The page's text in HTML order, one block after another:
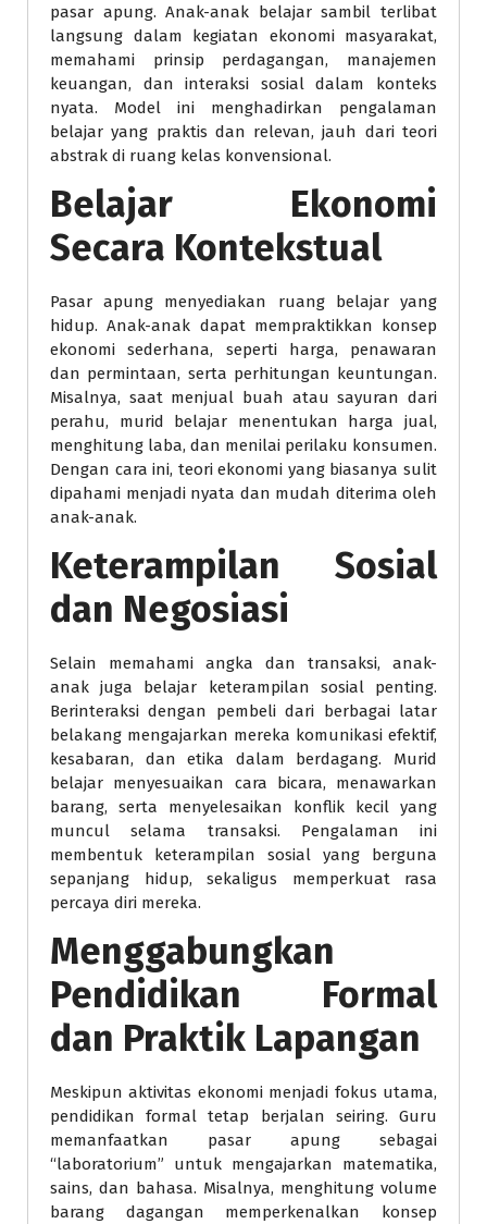
pasar apung. Anak-anak belajar sambil terlibat
langsung dalam kegiatan ekonomi masyarakat,
memahami prinsip perdagangan, manajemen
keuangan, dan interaksi sosial dalam konteks
nyata. Model ini menghadirkan pengalaman
belajar yang praktis dan relevan, jauh dari teori
abstrak di ruang kelas konvensional.
Belajar Ekonomi
Secara Kontekstual
Pasar apung menyediakan ruang belajar yang
hidup. Anak-anak dapat mempraktikkan konsep
ekonomi sederhana, seperti harga, penawaran
dan permintaan, serta perhitungan keuntungan.
Misalnya, saat menjual buah atau sayuran dari
perahu, murid belajar menentukan harga jual,
menghitung laba, dan menilai perilaku konsumen.
Dengan cara ini, teori ekonomi yang biasanya sulit
dipahami menjadi nyata dan mudah diterima oleh
anak-anak.
Keterampilan Sosial
dan Negosiasi
Selain memahami angka dan transaksi, anak-
anak juga belajar keterampilan sosial penting.
Berinteraksi dengan pembeli dari berbagai latar
belakang mengajarkan mereka komunikasi efektif,
kesabaran, dan etika dalam berdagang. Murid
belajar menyesuaikan cara bicara, menawarkan
barang, serta menyelesaikan konflik kecil yang
muncul selama transaksi. Pengalaman ini
membentuk keterampilan sosial yang berguna
sepanjang hidup, sekaligus memperkuat rasa
percaya diri mereka.
Menggabungkan
Pendidikan Formal
dan Praktik Lapangan
Meskipun aktivitas ekonomi menjadi fokus utama,
pendidikan formal tetap berjalan seiring. Guru
memanfaatkan pasar apung sebagai
“laboratorium” untuk mengajarkan matematika,
sains, dan bahasa. Misalnya, menghitung volume
barang dagangan memperkenalkan konsep